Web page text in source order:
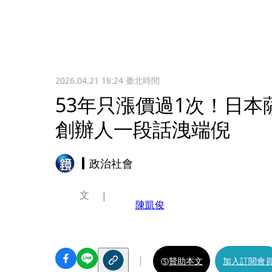
2026.04.21 18:24臺北時間
53年只漲價過1次！日
創辦人一段話洩端倪
政治社會
文
陳凱俊
贊助本文 加入訂閱會